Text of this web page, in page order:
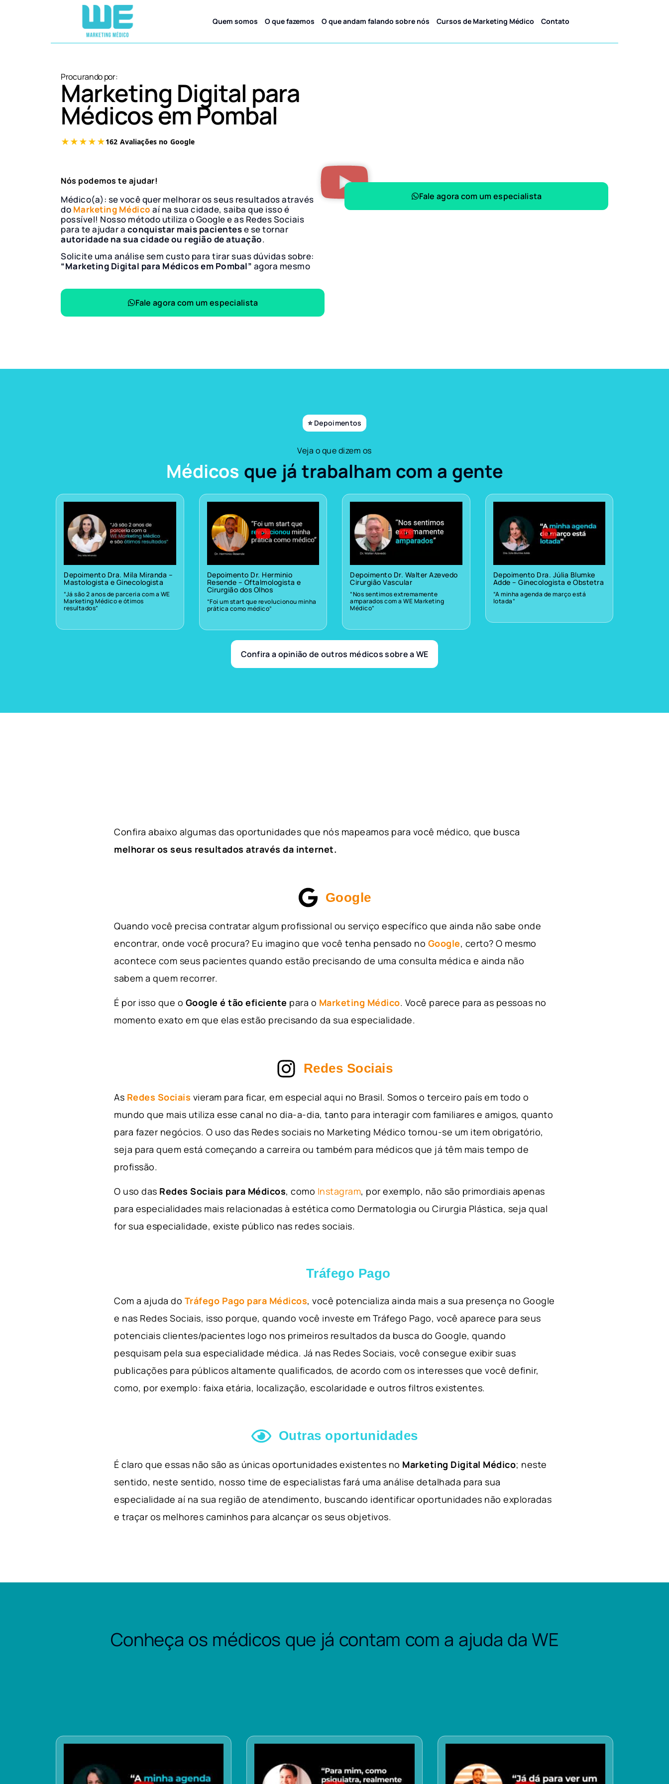
Quem somos O que fazemos O que andam falando sobre nós Cursos de Marketing Médico Contato
Procurando por:
Marketing Digital para
Médicos em Pombal
Nós podemos te ajudar!
Médico(a): se você quer melhorar os seus resultados através
do Marketing Médico aí na sua cidade, saiba que isso é
possível! Nosso método utiliza o Google e as Redes Sociais
para te ajudar a conquistar mais pacientese se tornar
autoridade na sua cidade ou região de atuação.
Solicite uma análise sem custo para tirar suas dúvidas sobre:
“Marketing Digital para Médicos em Pombal” agora mesmo
Fale agora com um especialista
Fale agora com um especialista
⭐ Depoimentos
Veja o que dizem os
Médicos que já trabalham com a gente
Depoimento Dra. Mila Miranda –
Mastologista e Ginecologista
“Já são 2 anos de parceria com a WE
Marketing Médico e ótimos
resultados”
Depoimento Dr. Herminio
Resende – Oftalmologista e
Cirurgião dos Olhos
“Foi um start que revolucionou minha
prática como médico”
Depoimento Dr. Walter Azevedo
Cirurgião Vascular
“Nos sentimos extremamente
amparados com a WE Marketing
Médico”
Depoimento Dra. Júlia Blumke
Adde – Ginecologista e Obstetra
“A minha agenda de março está
lotada”
Confira a opinião de outros médicos sobre a WE
Confira abaixo algumas das oportunidades que nós mapeamos para você médico, que busca
melhorar os seus resultados através da internet.
Google
Quando você precisa contratar algum profissional ou serviço específico que ainda não sabe onde
encontrar, onde você procura? Eu imagino que você tenha pensado no Google, certo? O mesmo
acontece com seus pacientes quando estão precisando de uma consulta médica e ainda não
sabem a quem recorrer.
É por isso que o Google é tão eficiente para o Marketing Médico. Você parece para as pessoas no
momento exato em que elas estão precisando da sua especialidade.
Redes Sociais
As Redes Sociais vieram para ficar, em especial aqui no Brasil. Somos o terceiro país em todo o
mundo que mais utiliza esse canal no dia-a-dia, tanto para interagir com familiares e amigos, quanto
para fazer negócios. O uso das Redes sociais no Marketing Médico tornou-se um item obrigatório,
seja para quem está começando a carreira ou também para médicos que já têm mais tempo de
profissão.
O uso das Redes Sociais para Médicos, como Instagram, por exemplo, não são primordiais apenas
para especialidades mais relacionadas à estética como Dermatologia ou Cirurgia Plástica, seja qual
for sua especialidade, existe público nas redes sociais.
Tráfego Pago
Com a ajuda do Tráfego Pago para Médicos, você potencializa ainda mais a sua presença no Google
e nas Redes Sociais, isso porque, quando você investe em Tráfego Pago, você aparece para seus
potenciais clientes/pacientes logo nos primeiros resultados da busca do Google, quando
pesquisam pela sua especialidade médica. Já nas Redes Sociais, você consegue exibir suas
publicações para públicos altamente qualificados, de acordo com os interesses que você definir,
como, por exemplo: faixa etária, localização, escolaridade e outros filtros existentes.
Outras oportunidades
É claro que essas não são as únicas oportunidades existentes no Marketing Digital Médico; neste
sentido, neste sentido, nosso time de especialistas fará uma análise detalhada para sua
especialidade aí na sua região de atendimento, buscando identificar oportunidades não exploradas
e traçar os melhores caminhos para alcançar os seus objetivos.
Conheça os médicos que já contam com a ajuda da WE